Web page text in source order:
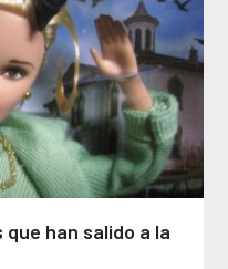
han salido a la